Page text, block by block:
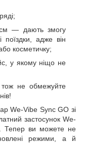
— дають змогу
поїздки, адже він
косметичку;
у якому ніщо не
тож не обмежуйте
We-Vibe Sync GO зі
застосунок We-
Тепер ви можете не
режими, а й